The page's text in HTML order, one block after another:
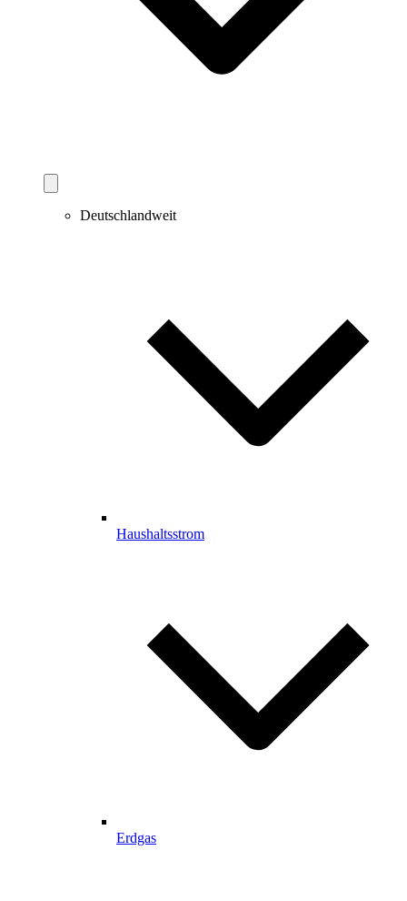
Deutschlandweit
Haushaltsstrom
Erdgas